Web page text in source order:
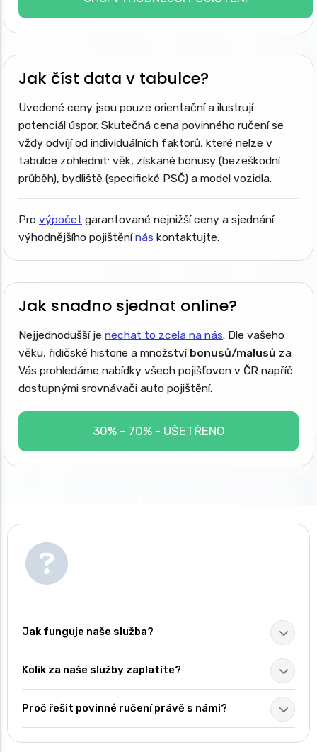
Jak číst data v tabulce?
Uvedené ceny jsou pouze orientační a ilustrují
potenciál úspor. Skutečná cena povinného ručení se
vždy odvíjí od individuálních faktorů, které nelze v
tabulce zohlednit: věk, získané bonusy (bezeškodní
průběh), bydliště (specifické PSČ) a model vozidla.
Pro výpočet garantované nejnižší ceny a sjednání
výhodnějšího pojištěnínás kontaktujte.
Jak snadno sjednat online?
Nejjednodušší je nechat to zcela na nás. Dle vašeho
věku, řidičské historie a množství bonusů/malusů za
Vás prohledáme nabídky všech pojišťoven v ČR napříč
dostupnými srovnávači auto pojištění.
30% - 70% - UŠETŘENO
Jak funguje naše služba?
Kolik za naše služby zaplatíte?
Proč řešit povinné ručení právě s námi?